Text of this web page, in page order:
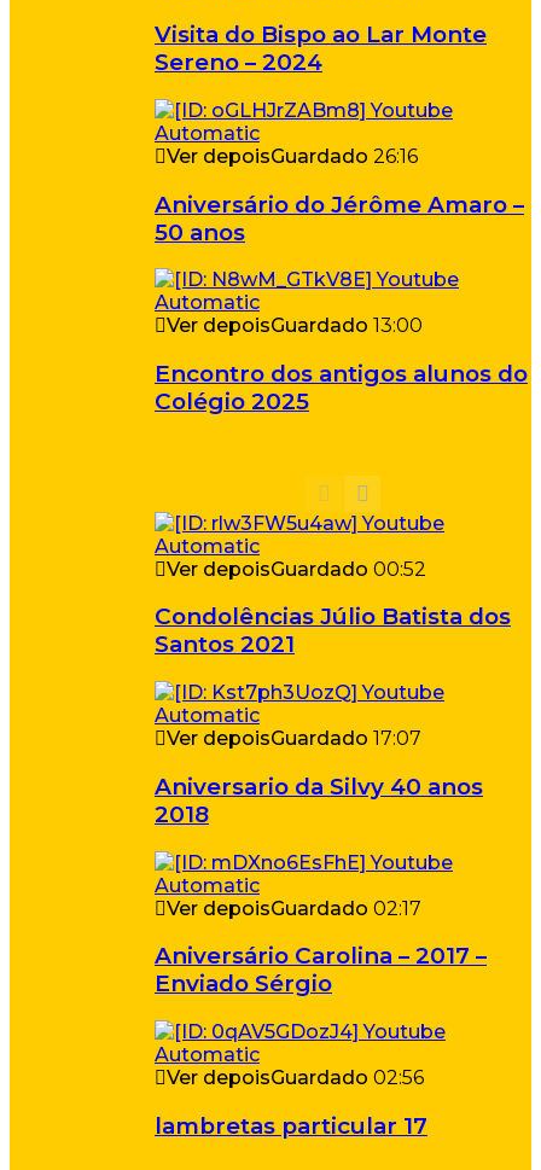
Visita do Bispo ao Lar Monte
Sereno – 2024
Ver depoisGuardado 26:16
Aniversário do Jérôme Amaro –
50 anos
Ver depoisGuardado 13:00
Encontro dos antigos alunos do
Colégio 2025
Ver depoisGuardado 00:52
Condolências Júlio Batista dos
Santos 2021
Ver depoisGuardado 17:07
Aniversario da Silvy 40 anos
2018
Ver depoisGuardado 02:17
Aniversário Carolina – 2017 –
Enviado Sérgio
Ver depoisGuardado 02:56
lambretas particular 17